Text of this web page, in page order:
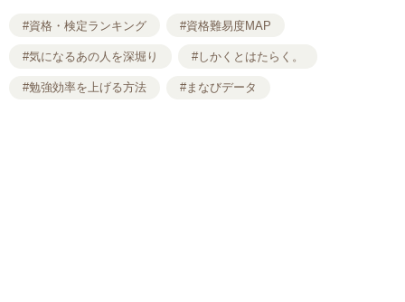
#資格・検定ランキング #資格難易度MAP
#気になるあの人を深堀り #しかくとはたらく。
#勉強効率を上げる方法 #まなびデータ